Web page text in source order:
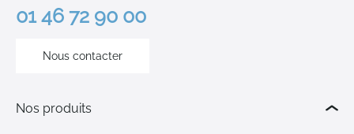
01 46 72 90 00
Nous contacter
Nos produits